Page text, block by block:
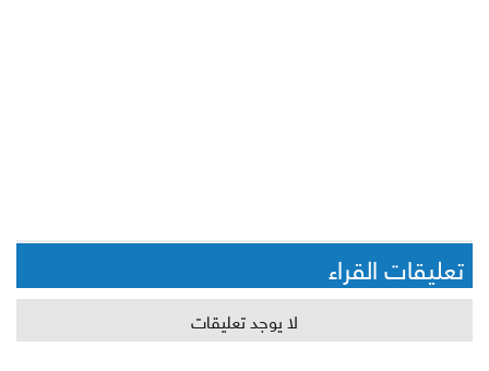
تعليقات القراء
لا يوجد تعليقات